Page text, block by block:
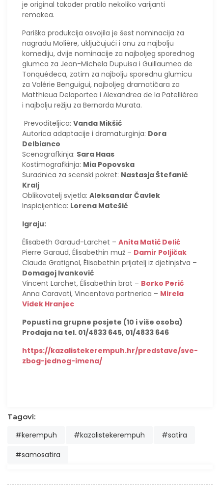
je original također pratilo nekoliko varijanti
remakea.
Pariška produkcija osvojila je šest nominacija za
nagradu Molière, uključujući i onu za najbolju
komediju, dvije nominacije za najboljeg sporednog
glumca za Jean-Michela Dupuisa i Guillaumea de
Tonquédeca, zatim za najbolju sporednu glumicu
za Valérie Benguigui, najboljeg dramatičara za
Matthieua Delaportea i Alexandrea de la Patellièrea
i najbolju režiju za Bernarda Murata.
Prevoditeljica: Vanda Mikšić
Autorica adaptacije i dramaturginja: Dora
Delbianco
Scenografkinja: Sara Haas
Kostimografkinja: Mia Popovska
Suradnica za scenski pokret: Nastasja Štefanić
Kralj
Oblikovatelj svjetla: Aleksandar Čavlek
Inspicijentica: Lorena Matešić
Igraju:
Élisabeth Garaud-Larchet – Anita Matić Delić
Pierre Garaud, Élisabethin muž – Damir Poljičak
Claude Gratignol, Élisabethin prijatelj iz djetinjstva –
Domagoj Ivanković
Vincent Larchet, Élisabethin brat – Borko Perić
Anna Caravati, Vincentova partnerica – Mirela
Videk Hranjec
Popusti na grupne posjete (10 i više osoba)
Prodaja na tel. 01/4833 645, 01/4833 646
https://kazalistekerempuh.hr/predstave/sve-
zbog-jednog-imena/
Tagovi:
#kerempuh #kazalistekerempuh
#satira
#samosatira